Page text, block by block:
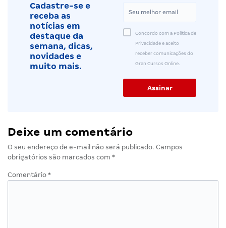
Cadastre-se e
receba as
notícias em
destaque da
semana, dicas,
novidades e
muito mais.
Concordo com a Política de
Privacidade e aceito
receber comunicações do
Gran Cursos Online.
Deixe um comentário
O seu endereço de e-mail não será publicado. Campos
obrigatórios são marcados com *
Comentário *